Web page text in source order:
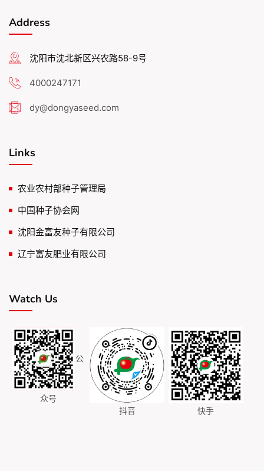
Address
沈阳市沈北新区兴农路58-9号
4000247171
dy@dongyaseed.com
Links
农业农村部种子管理局
中国种子协会网
沈阳金富友种子有限公司
辽宁富友肥业有限公司
Watch Us
公
众号
抖音
快手